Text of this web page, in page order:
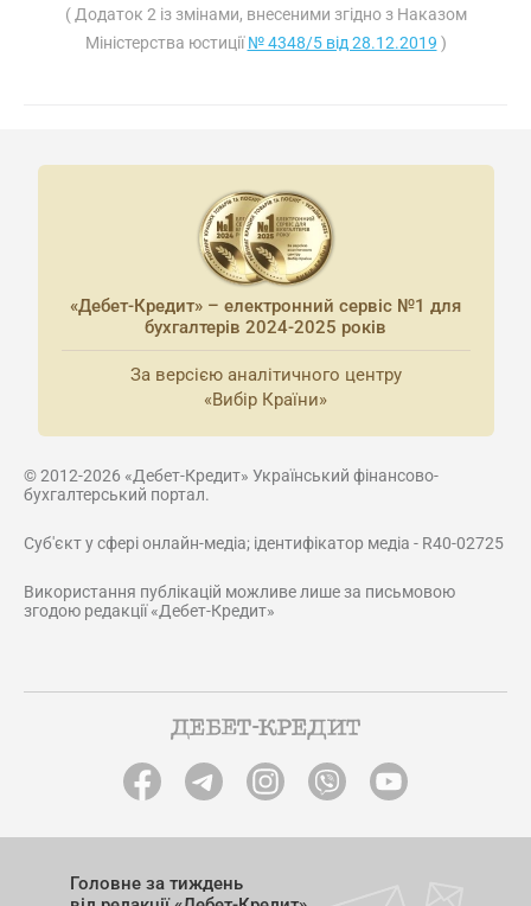
( Додаток 2 із змінами, внесеними згідно з Наказом
Міністерства юстиції№ 4348/5 від 28.12.2019 )
«Дебет-Кредит» – електронний сервіс №1 для
бухгалтерів 2024-2025 років
За версією аналітичного центру
«Вибір Країни»
© 2012-2026 «Дебет-Кредит» Український фінансово-
бухгалтерський портал.
Суб'єкт у сфері онлайн-медіа; ідентифікатор медіа - R40-02725
Використання публікацій можливе лише за письмовою
згодою редакції «Дебет-Кредит»
Головне за тиждень